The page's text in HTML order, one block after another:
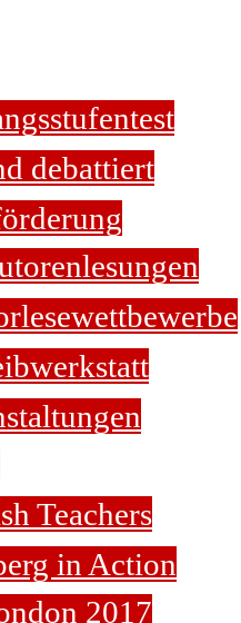
debattiert
Teachers
in Action
2017